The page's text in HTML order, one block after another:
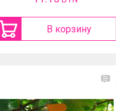
В корзину